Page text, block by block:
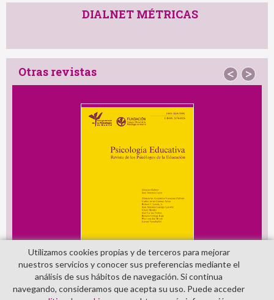
DIALNET MÉTRICAS
Otras revistas < >
Utilizamos cookies propias y de terceros para mejorar
nuestros servicios y conocer sus preferencias mediante el
análisis de sus hábitos de navegación. Si continua
navegando, consideramos que acepta su uso. Puede acceder